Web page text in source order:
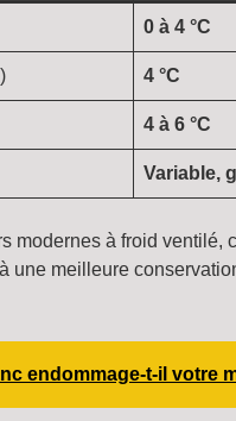
0 à 4 °C
4 °C
4 à 6 °C
Variable,
modernes à froid
une meilleure
endommage-t-il votre